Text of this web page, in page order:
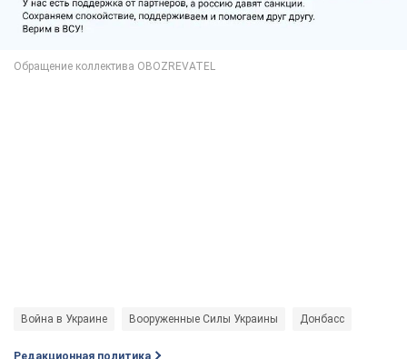
Война в Украине Вооруженные Силы Украины Донбасс
Редакционная политика